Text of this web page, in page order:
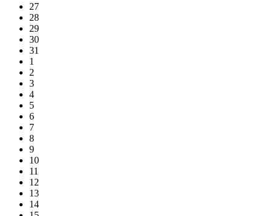
27
28
29
30
31
1
2
3
4
5
6
7
8
9
10
11
12
13
14